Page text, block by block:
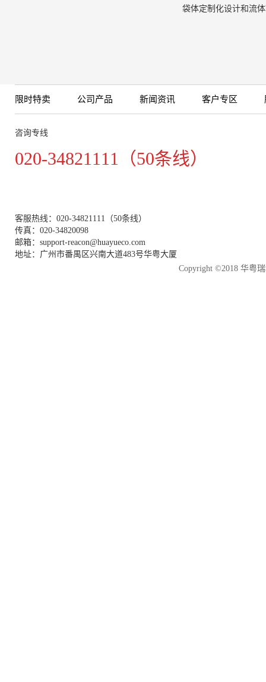
袋体定制化设计和流
限时特卖 公司产品 新闻资讯 客户专区
咨询专线
020-34821111（50条线）
客服热线：020-34821111（50条线）
传真：020-34820098
邮箱：support-reacon@huayueco.com
地址：广州市番禺区兴南大道483号华粤大厦
Copyright ©2018 华粤